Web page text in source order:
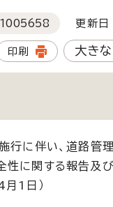
1005658 更新日
印刷 大き
行に伴い、道路管
性に関する報告及
1日）